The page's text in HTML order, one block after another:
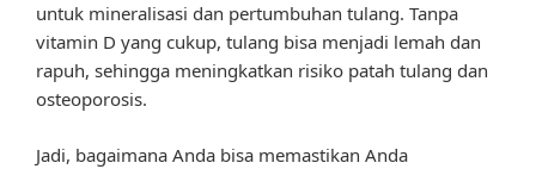
untuk mineralisasi dan pertumbuhan tulang. Tanpa
vitamin D yang cukup, tulang bisa menjadi lemah dan
rapuh, sehingga meningkatkan risiko patah tulang dan
osteoporosis.
Jadi, bagaimana Anda bisa memastikan Anda